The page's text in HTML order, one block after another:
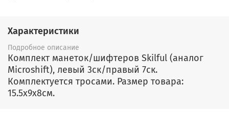
Характеристики
Подробное описание
Комплект манеток/шифтеров Skilful (аналог
Microshift), левый 3ск/правый 7ск.
Комплектуется тросами. Размер товара:
15.5x9x8см.